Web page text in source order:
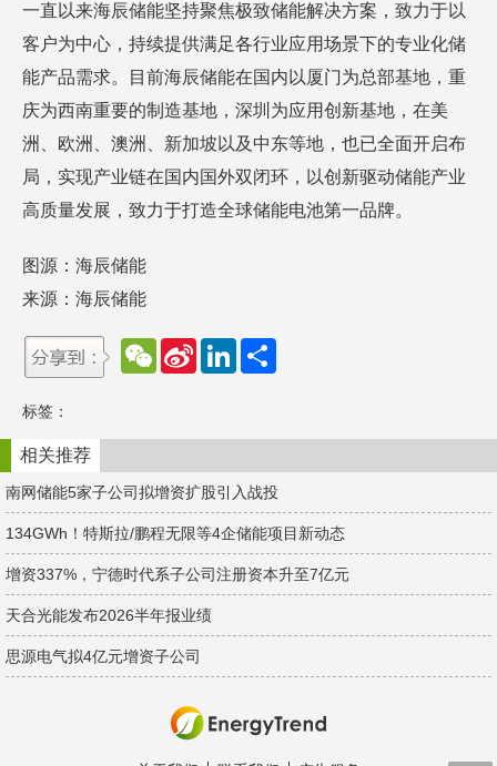
一直以来海辰储能坚持聚焦极致储能解决方案，致力于以
客户为中心，持续提供满足各行业应用场景下的专业化储
能产品需求。目前海辰储能在国内以厦门为总部基地，重
庆为西南重要的制造基地，深圳为应用创新基地，在美
洲、欧洲、澳洲、新加坡以及中东等地，也已全面开启布
局，实现产业链在国内国外双闭环，以创新驱动储能产业
高质量发展，致力于打造全球储能电池第一品牌。
图源：海辰储能
来源：海辰储能
W
e
t
S
e
b
o
L
d
n
标签：
相关推荐
南网储能5家子公司拟增资扩股引入战投
134GWh！特斯拉/鹏程无限等4企储能项目新动态
增资337%，宁德时代系子公司注册资本升至7亿元
天合光能发布2026半年报业绩
思源电气拟4亿元增资子公司